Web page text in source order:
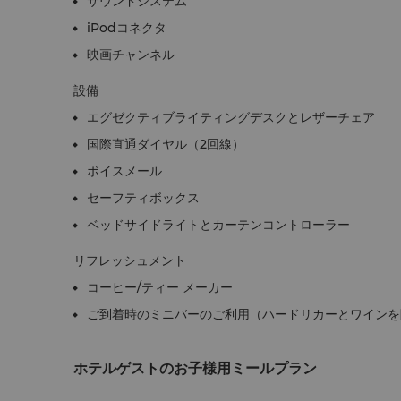
iPodコネクタ
映画チャンネル
設備
エグゼクティブライティングデスクとレザーチェア
国際直通ダイヤル（2回線）
ボイスメール
セーフティボックス
ベッドサイドライトとカーテンコントローラー
リフレッシュメント
コーヒー/ティー メーカー
ご到着時のミニバーのご利用（ハードリカーとワイン
ホテルゲストのお子様用ミールプラン